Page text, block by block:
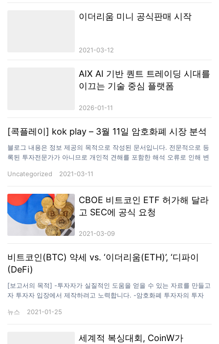
이더리움 미니 공식판매 시작
2021-03-12
AIX AI 기반 퀀트 트레이딩 시대를
이끄는 기술 중심 플랫폼
2026-01-11
[콕플레이] kok play – 3월 11일 암호화폐 시장 분석
블로그 내용은 정보 제공의 목적으로 작성된 문서입니다. 전문적으로 등
록된 투자전문가가 아니므로 개인적 견해를 포함한 해석 오류로 인해 변
으로 올려진 내용은 법률적/일반 효력을 지니지 않습니다. 해당 문서의
공개를 통해 정보 제공에 기여하는데 있습니다. [비트코인 상승] 지난 24
시간 동안 암호화폐(가상자산) 대장주 비트코인(Bitcoin, BTC)은 강세 흐
름을 지속하며 장중 57,000달러선을 돌파했습니다. 이에 따라 종전 최고
가인 58,000달러선을 넘어 60,000달러까지 도달할 수 있을지 주목되고
있습니다. ​ 11일(한국시간) 오전 9시 30분 현재 코인마켓캡에서 시가총
Uncategorized 2021-03-11
CBOE 비트코인 ETF 허가해 달라
고 SEC에 공식 요청
2021-03-09
비트코인(BTC) 약세 vs. ‘이더리움(ETH)’, ‘디파이
(DeFi)
[보고서의 목적] -투자자가 실질적인 도움을 얻을 수 있는 자료를 만들고
자 투자자 입장에서 제작하려고 노력합니다. -암호화폐 투자자의 투자
로써 투자자가 투자 시점에 즉각적인 효과를 누리고 투자의 인사이트를
발간 시점과 투자자 전달 시점을 최소화하려고 노력하고 있습니다. [특
뉴스 2021-01-25
세계적 복싱대회, CoinW가